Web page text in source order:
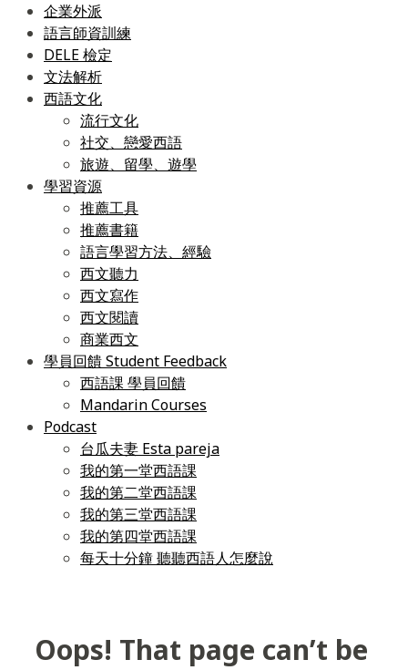
企業外派
語言師資訓練
DELE 檢定
文法解析
西語文化
流行文化
社交、戀愛西語
旅遊、留學、遊學
學習資源
推薦工具
推薦書籍
語言學習方法、經驗
西文聽力
西文寫作
西文閱讀
商業西文
學員回饋 Student Feedback
西語課 學員回饋
Mandarin Courses
Podcast
台瓜夫妻 Esta pareja
我的第一堂西語課
我的第二堂西語課
我的第三堂西語課
我的第四堂西語課
每天十分鐘 聽聽西語人怎麼說
Oops! That page can’t be